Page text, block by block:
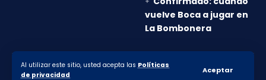
Al utilizar este sitio, usted acepta las Políticas
de privacidad
Aceptar
vuelve Boca a jugar en
La Bombonera
© 2010-2026 Lanumero12.com.ar - Todos los derechos